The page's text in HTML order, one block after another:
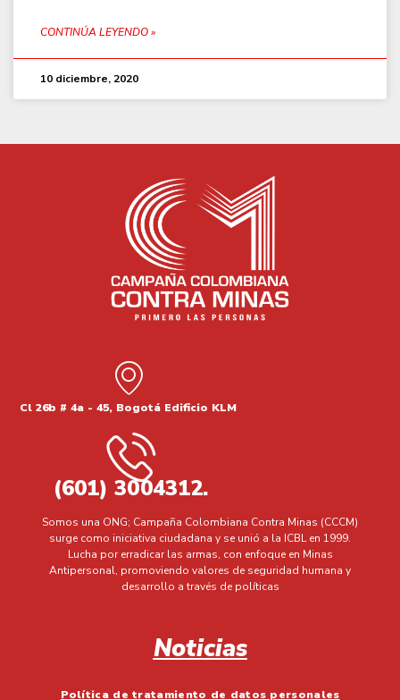
CONTINÚA LEYENDO »
10 diciembre, 2020
Cl 26b # 4a - 45, Bogotá Edificio KLM
(601) 3004312.
Somos una ONG; Campaña Colombiana Contra Minas (CCCM)
surge como iniciativa ciudadana y se unió a la ICBL en 1999.
Lucha por erradicar las armas, con enfoque en Minas
Antipersonal, promoviendo valores de seguridad humana y
desarrollo a través de políticas
Noticias
Política de tratamiento de datos personales